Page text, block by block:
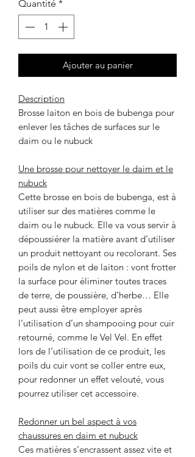
Quantité *
Ajouter au panier
Description
Brosse laiton en bois de bubenga pour
enlever les tâches de surfaces sur le
daim ou le nubuck
Une brosse pour nettoyer le daim et le
nubuck
Cette brosse en bois de bubenga, est à
utiliser sur des matières comme le
daim ou le nubuck. Elle va vous servir à
dépoussiérer la matière avant d’utiliser
un produit nettoyant ou recolorant. Ses
poils de nylon et de laiton : vont frotter
la surface pour éliminer toutes traces
de terre, de poussière, d’herbe… Elle
peut aussi être employer après
l’utilisation d’un shampooing pour cuir
retourné, comme le Vel Vel. En effet
lors de l’utilisation de ce produit, les
poils du cuir vont se coller entre eux,
pour redonner un effet velouté, vous
pourrez utiliser cet accessoire.
Redonner un bel aspect à vos
chaussures en daim et nubuck
Ces matières s’encrassent assez vite et